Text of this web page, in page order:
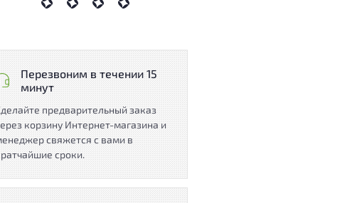
Перезвоним в течении 15
минут
предварительный заказ
корзину Интернет-магазина и
свяжется с вами в
сроки.